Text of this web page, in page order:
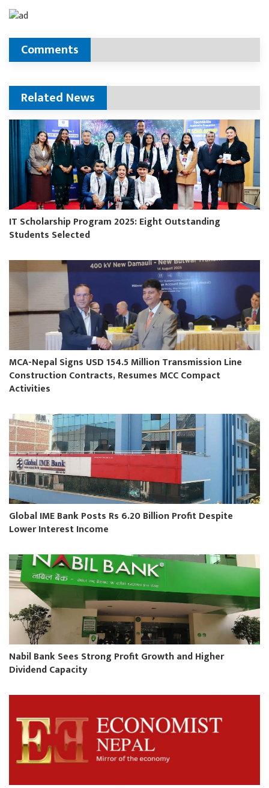
Comments
Related News
IT Scholarship Program 2025: Eight Outstanding
Students Selected
MCA-Nepal Signs USD 154.5 Million Transmission Line
Construction Contracts, Resumes MCC Compact
Activities
Global IME Bank Posts Rs 6.20 Billion Profit Despite
Lower Interest Income
Nabil Bank Sees Strong Profit Growth and Higher
Dividend Capacity